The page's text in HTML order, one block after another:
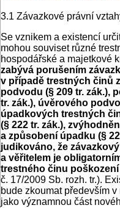
3.1 Závazkové právní
Se vznikem a existencí
mohou souviset různé
hospodářské a majetkové
zabývá porušením
v případě trestných činů
podvodu (§ 209 tr. zák.),
tr. zák.), úvěrového
úpadkových trestných
(§ 222 tr. zák.),
a způsobení úpadku (§
judikováno, že
a věřitelem je
trestného činu
č. 17/2009 Sb. rozh. tr.).
bude zkoumat především
jako významnou část